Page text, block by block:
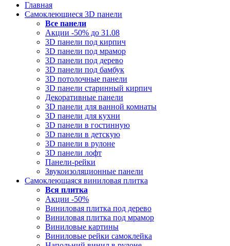
Главная
Самоклеющиеся 3D панели
Все панели
Акции -50% до 31.08
3D панели под кирпич
3D панели под мрамор
3D панели под дерево
3D панели под бамбук
3D потолочные панели
3D панели старинный кирпич
Декоративные панели
3D панели для ванной комнаты
3D панели для кухни
3D панели в гостинную
3D панели в детскую
3D панели в рулоне
3D панели лофт
Панели-рейки
Звукоизоляционные панели
Самоклеющаяся виниловая плитка
Вся плитка
Акции -50%
Виниловая плитка под дерево
Виниловая плитка под мрамор
Виниловые картины
Виниловые рейки самоклейка